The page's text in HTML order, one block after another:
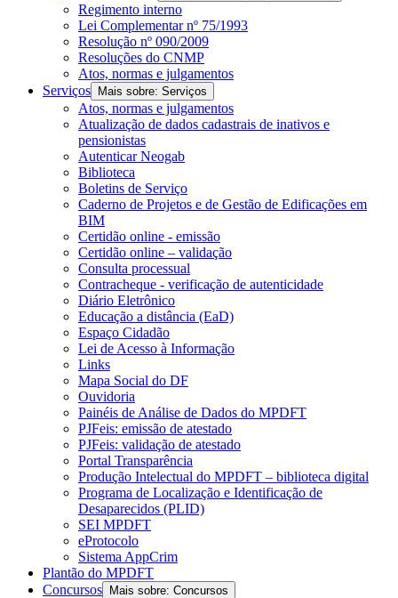
Regimento interno
Lei Complementar nº 75/1993
Resolução nº 090/2009
Resoluções do CNMP
Atos, normas e julgamentos
Serviços
Mais sobre: Serviços
Atos, normas e julgamentos
Atualização de dados cadastrais de inativos e
pensionistas
Autenticar Neogab
Biblioteca
Boletins de Serviço
Caderno de Projetos e de Gestão de Edificações em
BIM
Certidão online - emissão
Certidão online – validação
Consulta processual
Contracheque - verificação de autenticidade
Diário Eletrônico
Educação a distância (EaD)
Espaço Cidadão
Lei de Acesso à Informação
Links
Mapa Social do DF
Ouvidoria
Painéis de Análise de Dados do MPDFT
PJFeis: emissão de atestado
PJFeis: validação de atestado
Portal Transparência
Produção Intelectual do MPDFT – biblioteca digital
Programa de Localização e Identificação de
Desaparecidos (PLID)
SEI MPDFT
eProtocolo
Sistema AppCrim
Plantão do MPDFT
Concursos
Mais sobre: Concursos